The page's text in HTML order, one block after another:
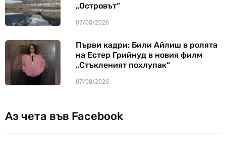
„Островът“
07/08/2026
Първи кадри: Били Айлиш в ролята
на Естер Грийнуд в новия филм
„Стъкленият похлупак“
07/08/2026
Аз чета във Facebook